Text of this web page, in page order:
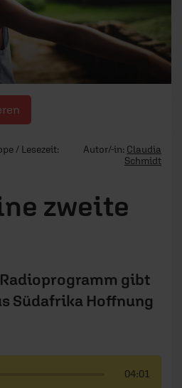
/ Lesezeit:
Autor/-in: Claudia
Schmidt
zweite
gibt
Südafrika Hoffnung
04:01